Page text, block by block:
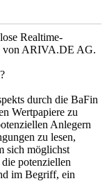
Realtime-
von ARIVA.DE AG.
durch die BaFin
Wertpapiere zu
Anlegern
zu lesen,
sich möglichst
potenziellen
im Begriff, ein